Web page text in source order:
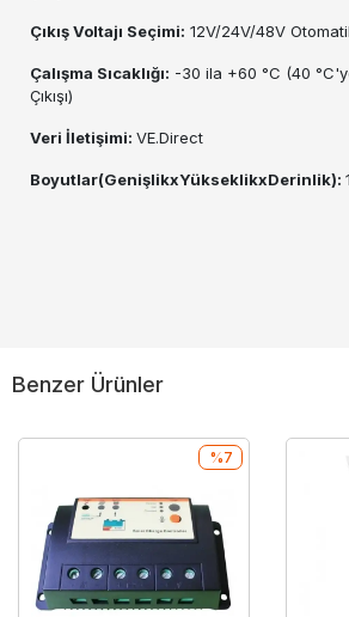
Çıkış Voltajı Seçimi: 12V/24V/48V
Çalışma Sıcaklığı: -30 ila +60 °C (40
Çıkışı)
Veri İletişimi: VE.Direct
Boyutlar(GenişlikxYükseklikxDerinlik):
Benzer Ürünler
%7